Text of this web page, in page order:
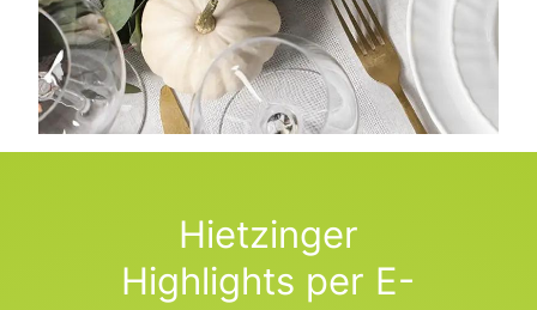
Hietzinger
Highlights per E-